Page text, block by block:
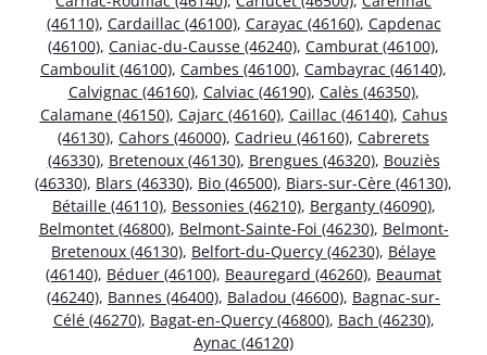
(46110), Cardaillac (46100), Carayac (46160), Capdenac
(46100), Caniac-du-Causse (46240), Camburat (46100),
Camboulit (46100), Cambes (46100), Cambayrac (46140),
Calvignac (46160), Calviac (46190), Calès (46350),
Calamane (46150), Cajarc (46160), Caillac (46140), Cahus
(46130), Cahors (46000), Cadrieu (46160), Cabrerets
(46330), Bretenoux (46130), Brengues (46320), Bouziès
(46330), Blars (46330), Bio (46500), Biars-sur-Cère (46130),
Bétaille (46110), Bessonies (46210), Berganty (46090),
Belmontet (46800), Belmont-Sainte-Foi (46230), Belmont-
Bretenoux (46130), Belfort-du-Quercy (46230), Bélaye
(46140), Béduer (46100), Beauregard (46260), Beaumat
(46240), Bannes (46400), Baladou (46600), Bagnac-sur-
Célé (46270), Bagat-en-Quercy (46800), Bach (46230),
Aynac (46120)